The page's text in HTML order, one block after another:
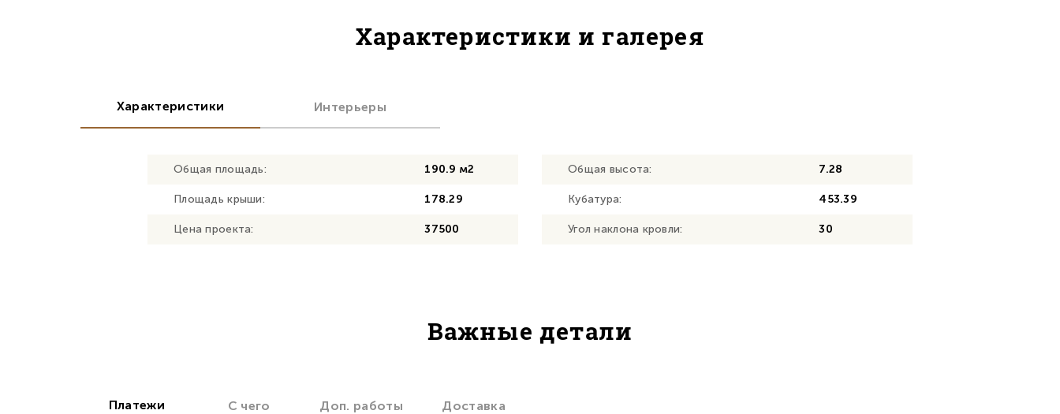
Характеристики и галерея
Характеристики Интерьеры
Общая площадь: 190.9 м2
Площадь крыши: 178.29
Цена проекта: 37500
Общая высота: 7.28
Кубатура: 453.39
Угол наклона кровли: 30
Важные детали
Платежи
С чего
Доп. работы Доставка